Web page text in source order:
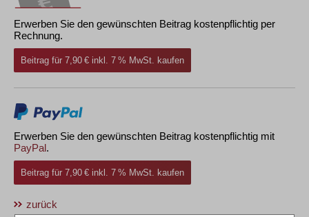
Erwerben Sie den gewünschten Beitrag kostenpflichtig per
Rechnung.
Beitrag für 7,90 € inkl. 7 % MwSt. kaufen
Erwerben Sie den gewünschten Beitrag kostenpflichtig mit
PayPal.
Beitrag für 7,90 € inkl. 7 % MwSt. kaufen
zurück